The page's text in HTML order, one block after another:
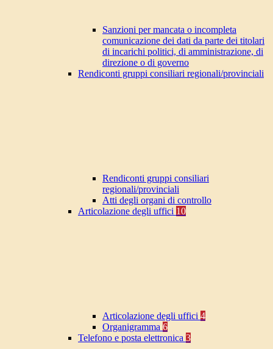
Sanzioni per mancata o incompleta
comunicazione dei dati da parte dei titolari
di incarichi politici, di amministrazione, di
direzione o di governo
Rendiconti gruppi consiliari regionali/provinciali
Rendiconti gruppi consiliari
regionali/provinciali
Atti degli organi di controllo
Articolazione degli uffici 10
Articolazione degli uffici 4
Organigramma 6
Telefono e posta elettronica 3